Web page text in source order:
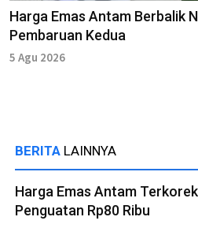
Harga Emas Antam Berbalik
Pembaruan Kedua
5 Agu 2026
BERITA LAINNYA
Harga Emas Antam
Penguatan Rp80 Ribu